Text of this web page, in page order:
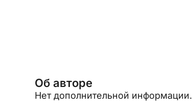
Об авторе
Нет дополнительной информации.